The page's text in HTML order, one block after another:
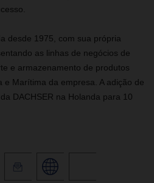
desde 1975, com sua própria
as linhas de negócios de
e armazenamento de produtos
e Marítima da empresa. A adição de
DACHSER na Holanda para 10